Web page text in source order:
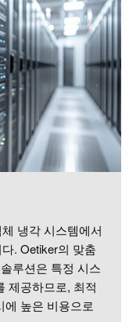
냉각 시스템에서
. Oetiker의 맞춤
루션은 특정 시스
제공하므로, 최적
에 높은 비용으로